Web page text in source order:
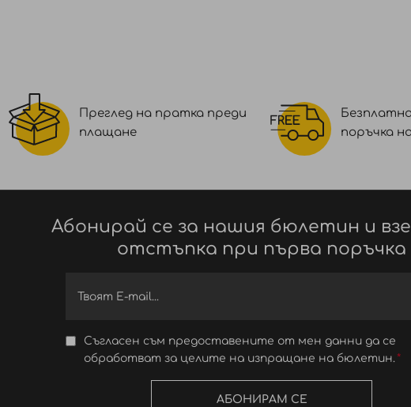
Преглед на пратка преди
плащане
поръчка
Абонирай се за нашия бюлетин и
отстъпка при първа поръчка
Съгласен съм предоставените от мен данни да се
обработват за целите на изпращане на бюлетин.
АБОНИРАМ СЕ